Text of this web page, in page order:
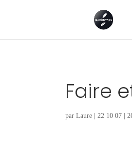
Faire
parLaure | 22 10 07 |